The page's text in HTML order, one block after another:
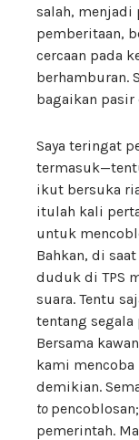
salah, menjadi
pemberitaan,
cercaan pada
berhamburan.
bagaikan
Saya teringat
ikut bersuka
itulah kali
untuk
Bahkan, di
duduk di TPS
suara. Tentu
tentang segala
Bersama
kami
demikian.
to
pemerintah.